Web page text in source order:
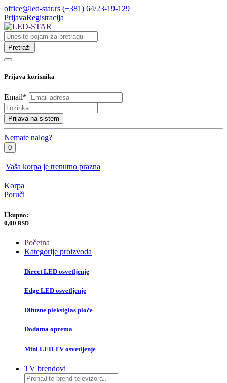
office@led-star.rs (+381) 64/23-19-129
PrijavaRegistracija
Pretraži
Prijava korisnika
Email*
Prijava na sistem
Nemate nalog?
0
Vaša korpa je trenutno prazna
Korpa
Poruči
Ukupno:
0,00 RSD
Početna
Kategorije proizvoda
Direct LED osvetljenje
Edge LED osvetljenje
Difuzne pleksiglas ploče
Dodatna oprema
Mini LED TV osvetljenje
TV brendovi